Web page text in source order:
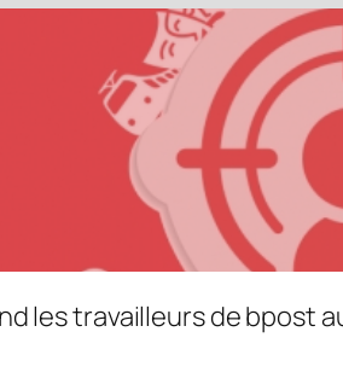
les travailleurs de bpost